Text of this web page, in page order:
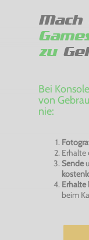
Mach
zu
Bei
von
nie:
Erhalte
Sende
Erhalte
beim